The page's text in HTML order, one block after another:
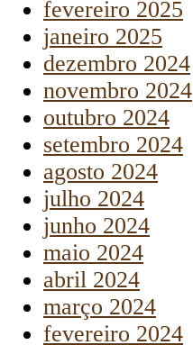
fevereiro 2025
janeiro 2025
dezembro 2024
novembro 2024
outubro 2024
setembro 2024
agosto 2024
julho 2024
junho 2024
maio 2024
abril 2024
março 2024
fevereiro 2024